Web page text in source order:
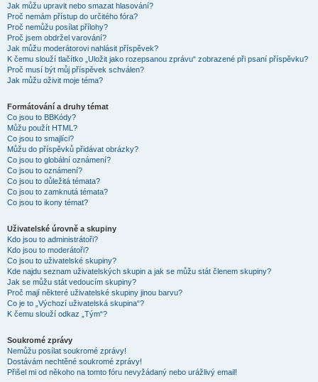
Jak můžu upravit nebo smazat hlasování?
Proč nemám přístup do určitého fóra?
Proč nemůžu posílat přílohy?
Proč jsem obdržel varování?
Jak můžu moderátorovi nahlásit příspěvek?
K čemu slouží tlačítko „Uložit jako rozepsanou zprávu“ zobrazené při psaní příspěvku?
Proč musí být můj příspěvek schválen?
Jak můžu oživit moje téma?
Formátování a druhy témat
Co jsou to BBKódy?
Můžu použít HTML?
Co jsou to smajlíci?
Můžu do příspěvků přidávat obrázky?
Co jsou to globální oznámení?
Co jsou to oznámení?
Co jsou to důležitá témata?
Co jsou to zamknutá témata?
Co jsou to ikony témat?
Uživatelské úrovně a skupiny
Kdo jsou to administrátoři?
Kdo jsou to moderátoři?
Co jsou to uživatelské skupiny?
Kde najdu seznam uživatelských skupin a jak se můžu stát členem skupiny?
Jak se můžu stát vedoucím skupiny?
Proč mají některé uživatelské skupiny jinou barvu?
Co je to „Výchozí uživatelská skupina“?
K čemu slouží odkaz „Tým“?
Soukromé zprávy
Nemůžu posílat soukromé zprávy!
Dostávám nechtěné soukromé zprávy!
Přišel mi od někoho na tomto fóru nevyžádaný nebo urážlivý email!